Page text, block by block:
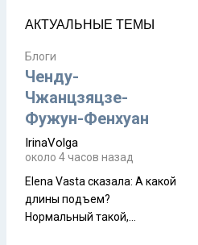
АКТУАЛЬНЫЕ ТЕМЫ
Блоги
Ченду-
Чжанцзяцзе-
Фужун-Фенхуан
IrinaVolga
около 4 часов назад
Elena Vasta сказалa: А какой
длины подъем?
Нормальный такой,